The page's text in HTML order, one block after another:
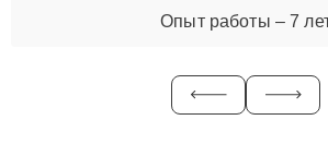
Опыт работы – 7